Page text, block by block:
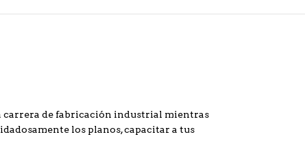
carrera de fabricación industrial mientras
los planos, capacitar a tus